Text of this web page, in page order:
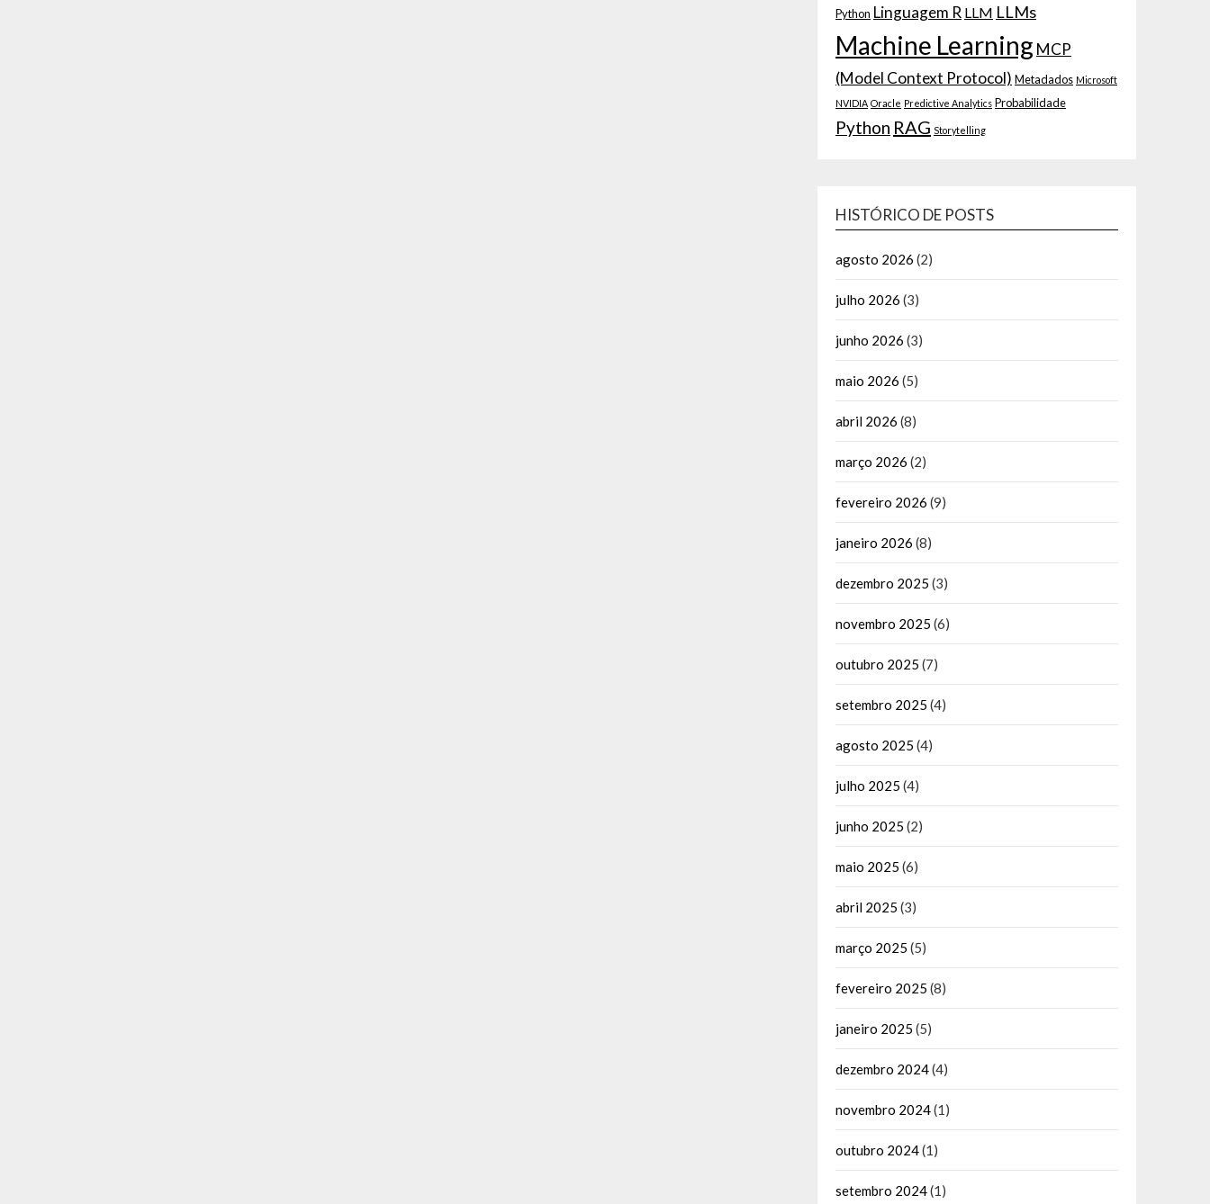
Python Linguagem R LLM LLMs
Machine Learning MCP
(Model Context Protocol) Metadados Microsoft
NVIDIA Oracle Predictive Analytics Probabilidade
Python RAG Storytelling
HISTÓRICO DE POSTS
agosto 2026 (2)
julho 2026 (3)
junho 2026 (3)
maio 2026 (5)
abril 2026 (8)
março 2026 (2)
fevereiro 2026 (9)
janeiro 2026 (8)
dezembro 2025 (3)
novembro 2025 (6)
outubro 2025 (7)
setembro 2025 (4)
agosto 2025 (4)
julho 2025 (4)
junho 2025 (2)
maio 2025 (6)
abril 2025 (3)
março 2025 (5)
fevereiro 2025 (8)
janeiro 2025 (5)
dezembro 2024(4)
novembro 2024(1)
outubro 2024(1)
setembro 2024(1)